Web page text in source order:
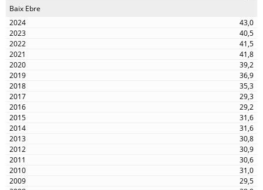
Baix Ebre
43,0
40,5
41,5
41,8
39,2
36,9
35,3
29,3
29,2
31,6
31,6
30,8
30,9
30,6
31,0
29,5